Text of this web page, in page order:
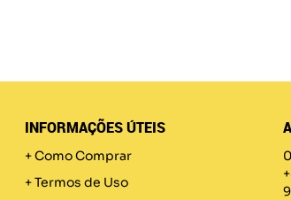
INFORMAÇÕES ÚTEIS
Como Comprar
Termos de Uso